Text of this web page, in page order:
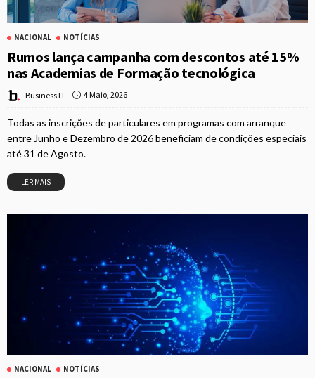
NACIONAL NOTÍCIAS
Rumos lança campanha com descontos até 15%
nas Academias de Formação tecnológica
Business IT 4 Maio, 2026
Todas as inscrições de particulares em programas com arranque
entre Junho e Dezembro de 2026 beneficiam de condições especiais
até 31 de Agosto.
LER MAIS
NACIONAL NOTÍCIAS